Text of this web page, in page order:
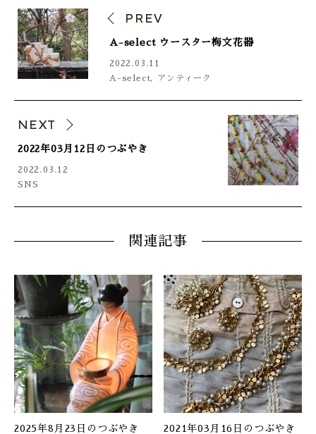
PREV
A-select ウースター梅文花器
2022.03.11
A-select, アンティーク
NEXT
2022年03月12日のつぶやき
2022.03.12
SNS
関連記事
2025年8月23日のつぶやき 2021年03月16日のつぶやき